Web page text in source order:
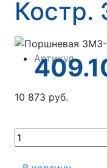
Костр.
Артикул
10 873 руб.